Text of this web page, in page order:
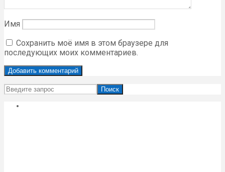
Имя
Сохранить моё имя в этом браузере для
последующих моих комментариев.
Поиск